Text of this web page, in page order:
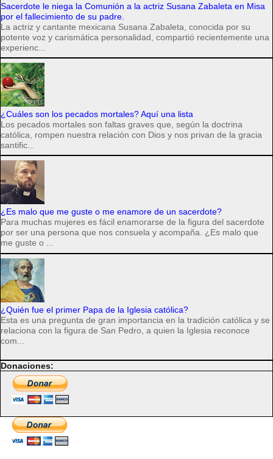
Sacerdote le niega la Comunión a la actriz Susana Zabaleta en Misa
por el fallecimiento de su padre.
La actriz y cantante mexicana Susana Zabaleta, conocida por su
potente voz y carismática personalidad, compartió recientemente una
experienc...
¿Cuáles son los pecados mortales? Aquí una lista
Los pecados mortales son faltas graves que, según la doctrina
católica, rompen nuestra relación con Dios y nos privan de la gracia
santific...
¿Es malo que me guste o me enamore de un sacerdote?
Para muchas mujeres es fácil enamorarse de la figura del sacerdote
por ser una persona que nos consuela y acompaña. ¿Es malo que
me guste o ...
¿Quién fue el primer Papa de la Iglesia católica?
Esta es una pregunta de gran importancia en la tradición católica y se
relaciona con la figura de San Pedro, a quien la Iglesia reconoce
com...
Donaciones: